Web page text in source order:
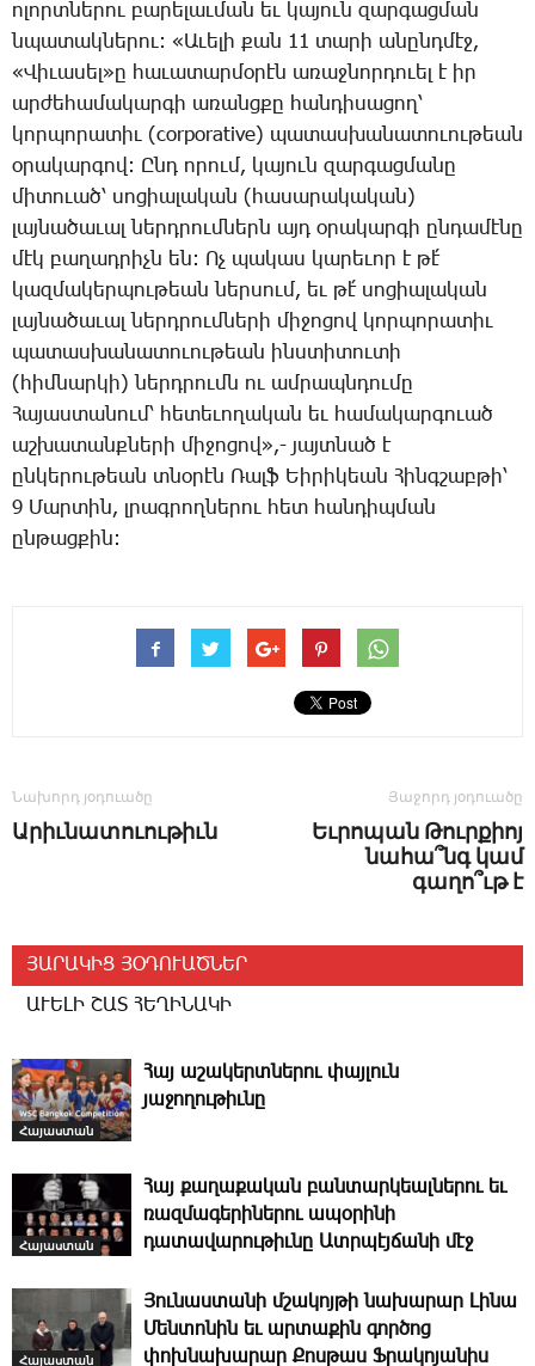
ո­լորտ­նե­րու բա­րե­լաւ­ման եւ կա­յուն զար­գաց­ման
նպա­տակ­նե­րու: «Ա­ւե­լի քան 11 տա­րի ա­նընդ­մէջ,
«­Վի­ւա­սել»ը հա­ւա­տար­մօ­րէն ա­ռաջ­նոր­դո­ւել է իր
ար­ժե­հա­մա­կար­գի ա­ռանց­քը հան­դի­սա­ցող՝
կոր­պո­րա­տիւ (corporative) պա­տաս­խա­նա­տո­ւու­թեան
օ­րա­կար­գով: Ընդ ո­րում, կա­յուն զար­գաց­մա­նը
մի­տո­ւած՝ սո­ցիա­լա­կան (հա­սա­րա­կա­կան)
լայ­նա­ծա­ւալ ներդ­րում­ներն այդ օ­րա­կար­գի ըն­դա­մէ­նը
մէկ բա­ղադ­րիչն են: Ոչ պա­կաս կա­րե­ւոր է թէ՛
կազ­մա­կեր­պու­թեան ներ­սում, եւ թէ՛ սո­ցիա­լա­կան
լայ­նա­ծա­ւալ ներդ­րում­նե­րի մի­ջո­ցով կոր­պո­րա­տիւ
պա­տաս­խա­նա­տո­ւու­թեան ինս­տի­տու­տի
(հիմ­նար­կի) ներդ­րումն ու ամ­րապն­դու­մը
­Հա­յաս­տա­նում՝ հե­տե­ւո­ղա­կան եւ հա­մա­կար­գո­ւած
աշ­խա­տանք­նե­րի մի­ջո­ցով»,- յայտ­նած է
ըն­կե­րու­թեան տնօ­րէն ­Ռալֆ Եի­րի­կեան ­Հինգ­շաբ­թի՝
9 ­Մար­տին, լրագ­րող­նե­րու հետ հան­դիպ­ման
ըն­թաց­քին:
Նախորդ յօդուածը
Արիւնատուութիւն
Յաջորդ յօդուածը
Եւրոպան Թուրքիոյ
նահա՞նգ կամ
գաղո՞ւթ է
ՅԱՐԱԿԻՑ ՅՕԴՈՒԱԾՆԵՐ
ԱՒԵԼԻ ՇԱՏ ՀԵՂԻՆԱԿԻ
Հայաստան
­Հայ ա­շա­կերտ­նե­րու փայլուն
յաջողութիւնը
Հայաստան
­Հայ քաղաքական բանտարկեալներու եւ
ռազմագերիներու ապօրինի
դատավարութիւնը Ատրպէյճանի մէջ
Հայաստան
­Յունաստանի մշակոյթի նախարար Լինա
Մենտոնին եւ արտաքին գործոց
փոխնախարար Քոսթաս Ֆ­րակոյանիս